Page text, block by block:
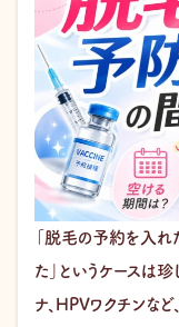
「脱毛の予約を入れ
た」というケースは
ナ、HPVワクチンな